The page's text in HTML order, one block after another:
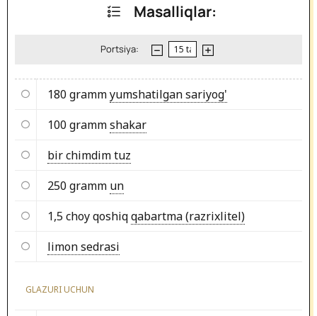
Masalliqlar:
Portsiya:
180 grammyumshatilgan sariyog'
100 grammshakar
bir chimdim tuz
250 gramm un
1,5 choy qoshiqqabartma (razrixlitel)
limon sedrasi
GLAZURI UCHUN